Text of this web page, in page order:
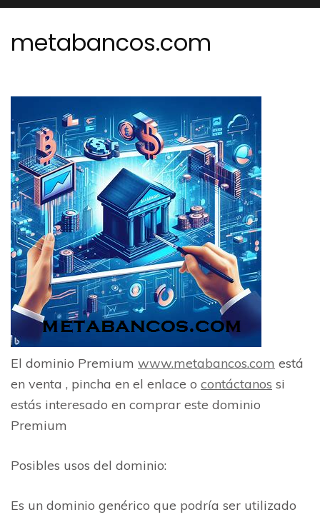
metabancos.com
El dominio Premium www.metabancos.com está
en venta , pincha en el enlace o contáctanos si
estás interesado en comprar este dominio
Premium
Posibles usos del dominio:
Es un dominio genérico que podría ser utilizado